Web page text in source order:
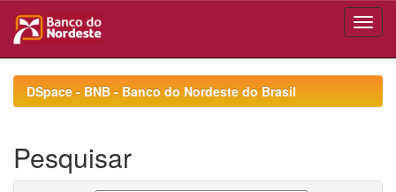
navigationDSpace - BNB - Banco do Nordeste do Brasil
Pesquisar